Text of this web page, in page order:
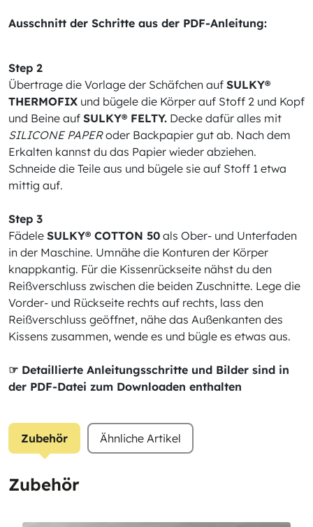
Ausschnitt der Schritte aus der PDF-Anleitung:
Step 2
Übertrage die Vorlage der Schäfchen auf SULKY®
THERMOFIX und bügele die Körper auf Stoff 2 und Kopf
und Beine auf SULKY® FELTY. Decke dafür alles mit
SILICONE PAPERoder Backpapier gut ab. Nach dem
Erkalten kannst du das Papier wieder abziehen.
Schneide die Teile aus und bügele sie auf Stoff 1 etwa
mittig auf.
Step 3
Fädele SULKY® COTTON 50 als Ober- und Unterfaden
in der Maschine. Umnähe die Konturen der Körper
knappkantig. Für die Kissenrückseite nähst du den
Reißverschluss zwischen die beiden Zuschnitte. Lege die
Vorder- und Rückseite rechts auf rechts, lass den
Reißverschluss geöffnet, nähe das Außenkanten des
Kissens zusammen, wende es und bügle es etwas aus.
☞ Detaillierte Anleitungsschritte und Bilder sind in
der PDF-Datei zum Downloaden enthalten
Zubehör Ähnliche Artikel
Zubehör